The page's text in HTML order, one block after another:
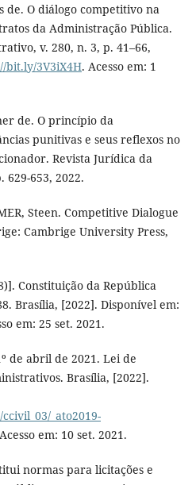
de. O diálogo competitivo na
da Administração Pública.
v. 280, n. 3, p. 41–66,
bit.ly/3V3iX4H. Acesso em: 1
de. O princípio da
punitivas e seus reflexos no
Revista Jurídica da
629-653, 2022.
Steen. Competitive Dialogue
Cambrige University Press,
Constituição da República
Brasília, [2022]. Disponível em:
em: 25 set. 2021.
de abril de 2021. Lei de
Brasília, [2022].
_ato2019-
em: 10 set. 2021.
normas para licitações e